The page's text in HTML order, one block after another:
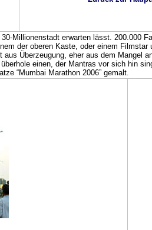
Millionenstadt erwarten lässt. 200.000
der oberen Kaste, oder einem
Überzeugung, eher aus dem Mangel
einen, der Mantras vor sich hin
“Mumbai Marathon 2006” gemalt.